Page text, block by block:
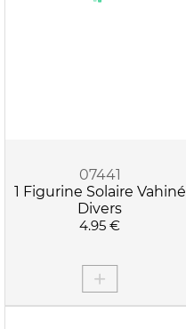
07441
1 Figurine Solaire Vahiné
Divers
4.95 €